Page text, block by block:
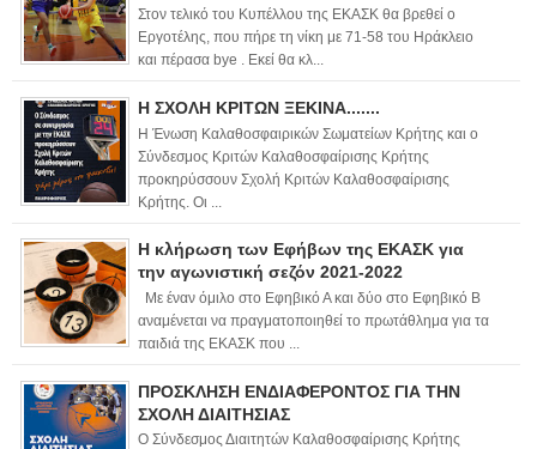
Στον τελικό του Κυπέλλου της ΕΚΑΣΚ θα βρεθεί ο
Εργοτέλης, που πήρε τη νίκη με 71-58 του Ηράκλειο
και πέρασα bye . Εκεί θα κλ...
Η ΣΧΟΛΗ ΚΡΙΤΩΝ ΞΕΚΙΝΑ.......
Η Ένωση Καλαθοσφαιρικών Σωματείων Κρήτης και ο
Σύνδεσμος Κριτών Καλαθοσφαίρισης Κρήτης
προκηρύσσουν Σχολή Κριτών Καλαθοσφαίρισης
Κρήτης. Οι ...
Η κλήρωση των Εφήβων της ΕΚΑΣΚ για
την αγωνιστική σεζόν 2021-2022
Με έναν όμιλο στο Εφηβικό Α και δύο στο Εφηβικό Β
αναμένεται να πραγματοποιηθεί το πρωτάθλημα για τα
παιδιά της ΕΚΑΣΚ που ...
ΠΡΟΣΚΛΗΣΗ ΕΝΔΙΑΦΕΡΟΝΤΟΣ ΓΙΑ ΤΗΝ
ΣΧΟΛΗ ΔΙΑΙΤΗΣΙΑΣ
Ο Σύνδεσμος Διαιτητών Καλαθοσφαίρισης Κρήτης